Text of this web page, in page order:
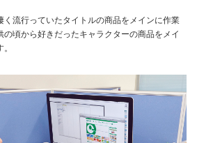
く流行っていたタイトルの商品をメインに作業
の頃から好きだったキャラクターの商品をメイ